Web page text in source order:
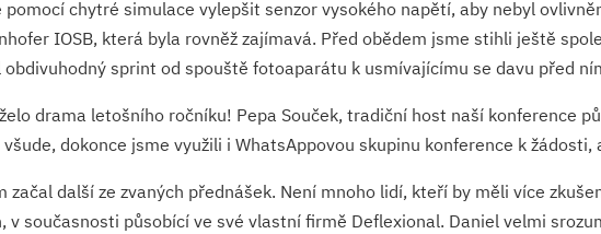
pomocí chytré simulace vylepšit senzor vysokého napětí, aby nebyl
IOSB, která byla rovněž zajímavá. Před obědem jsme stihli ještě
sprint od spouště fotoaparátu k usmívajícímu se davu před
drama letošního ročníku! Pepa Souček, tradiční host naší konference
dokonce jsme využili i WhatsAppovou skupinu konference k žádosti,
začal další ze zvaných přednášek. Není mnoho lidí, kteří by měli více
v současnosti působící ve své vlastní firmě Deflexional. Daniel velmi